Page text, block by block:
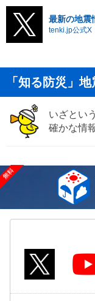
最新の地震
tenki.jp公式X
「知る防災」地
いざとい
確かな情